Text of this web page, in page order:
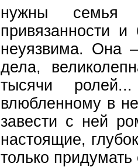
нужны
привязанности
неуязвима. Она
дела,
тысячи
влюбленному в
завести с ней
настоящие,
только